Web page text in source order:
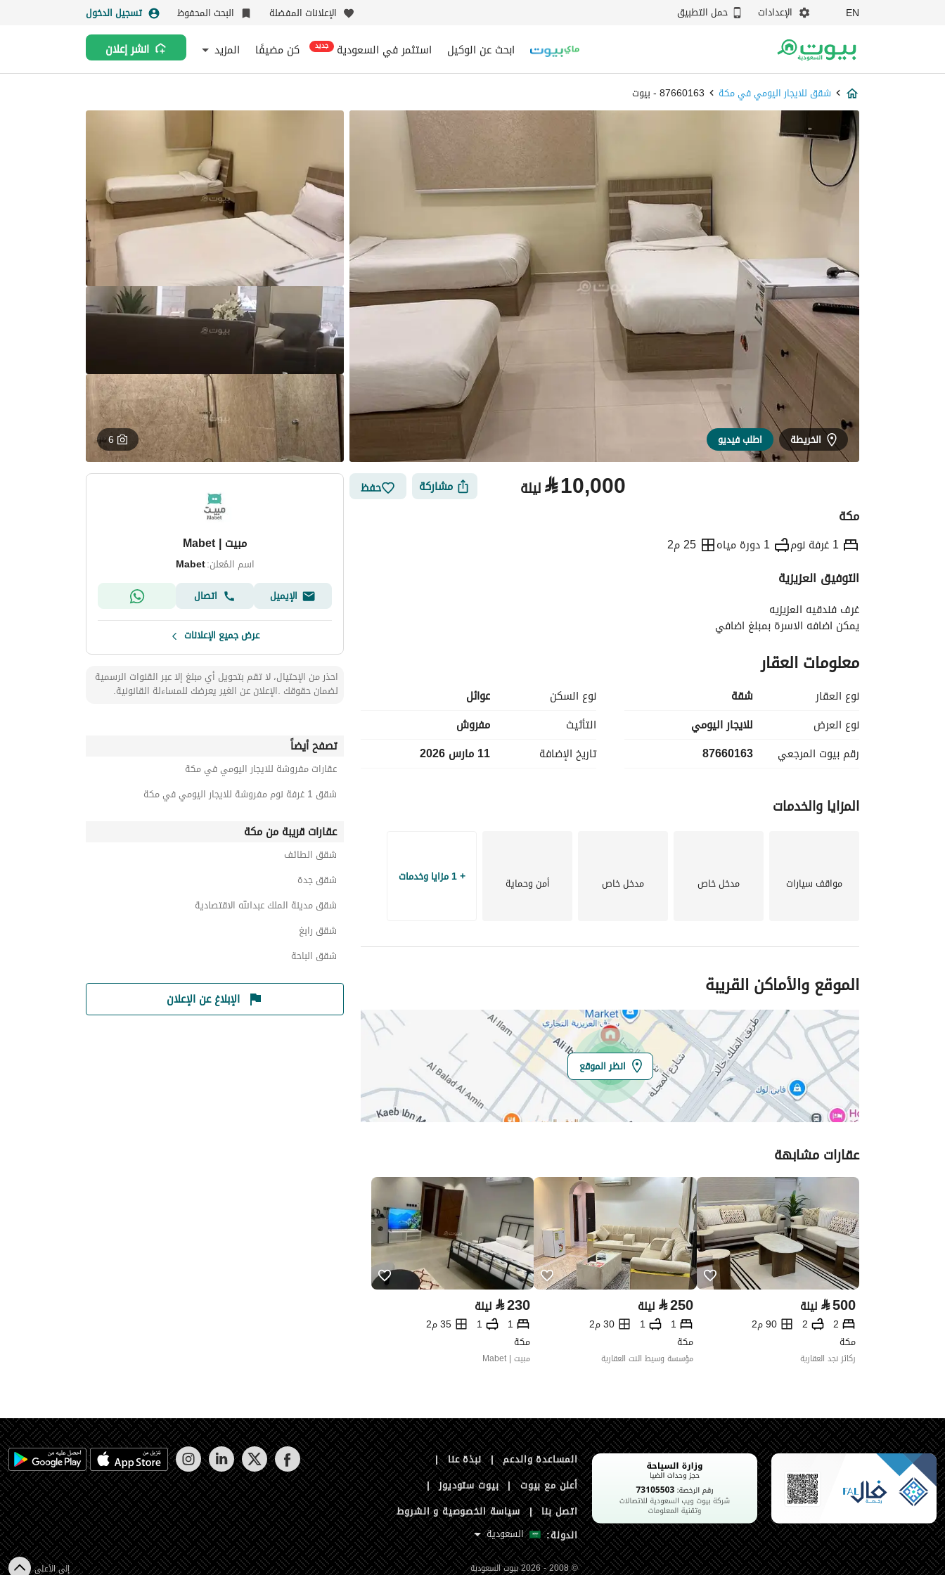
EN الإعدادات حمل التطبيق الإعلانات المفضلة البحث المحفوظ تسجيل الدخول
ابحث عن الوكيل استثمر في السعودية جديد كن مضيفًا المزيد انشر إعلان
شقق للايجار اليومي في مكة 87660163 - بيوت
الخريطة اطلب فيديو 6
⃁10,000 ليلة مشاركة حفظ
مكة
1 غرفة نوم 1 دورة مياه 25 م2
التوفيق العزيزية
غرف فندقيه العزيزيه
يمكن اضافه الاسرة بمبلغ اضافي
معلومات العقار
نوع العقار
شقة
نوع العرض
للايجار اليومي
رقم بيوت المرجعي
87660163
نوع السكن
عوائل
التأثيث
مفروش
تاريخ الإضافة
11 مارس 2026
المزايا والخدمات
مواقف سيارات مدخل خاص مدخل خاص أمن وحماية + 1 مزايا وخدمات
الموقع والأماكن القريبة
انظر الموقع
عقارات مشابهة
⃁500 ليلة
2
2
90 م2
مكة
ركائز نجد العقارية
⃁250 ليلة
1
1
30 م2
مكة
مؤسسة وسيط النت العقارية
⃁230 ليلة
1
1
35 م2
مكة
مبيت | Mabet
مبيت | Mabet
اسم المُعلن:Mabet
الإيميل
اتصال
عرض جميع الإعلانات
احذر من الإحتيال، لا تقم بتحويل أي مبلغ إلا عبر القنوات الرسمية
لضمان حقوقك .الإعلان عن الغير يعرضك للمساءلة القانونية.
تصفح أيضاً
عقارات مفروشة للايجار اليومي في مكة
شقق 1 غرفة نوم مفروشة للايجار اليومي في مكة
عقارات قريبة من مكة
شقق الطائف
شقق جدة
شقق مدينة الملك عبدالله الاقتصادية
شقق رابغ
شقق الباحة
الإبلاغ عن الإعلان
المساعدة والدعم | نبذة عنا |
أعلن مع بيوت | بيوت ستوديوز |
اتصل بنا | سياسة الخصوصية و الشروط
الدولة:
السعودية
© 2008 - 2026 بيوت السعودية إلى الأعلى